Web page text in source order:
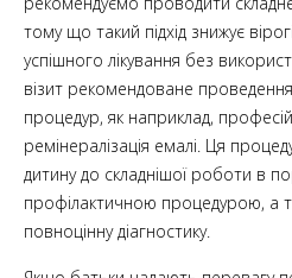
тому що такий підхід знижує
успішного лікування без
візит рекомендоване
процедур, як наприклад,
ремінералізація емалі. Ця
дитину до складнішої роботи в
профілактичною процедурою, а
повноцінну діагностику.